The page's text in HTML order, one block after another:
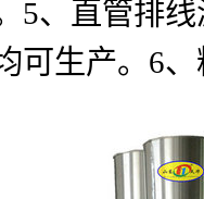
5、直管排
可生产。 6